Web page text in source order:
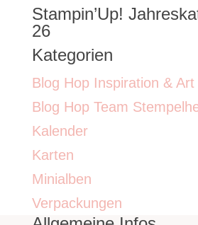
Stampin’Up!
26
Kategorien
Blog Hop Inspiration & Art
Blog Hop Team
Kalender
Karten
Minialben
Verpackungen